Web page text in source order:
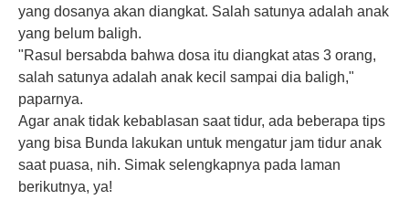
yang dosanya akan diangkat. Salah satunya adalah anak
yang belum baligh.
"Rasul bersabda bahwa dosa itu diangkat atas 3 orang,
salah satunya adalah anak kecil sampai dia baligh,"
paparnya.
Agar anak tidak kebablasan saat tidur, ada beberapa tips
yang bisa Bunda lakukan untuk mengatur jam tidur anak
saat puasa, nih. Simak selengkapnya pada laman
berikutnya, ya!